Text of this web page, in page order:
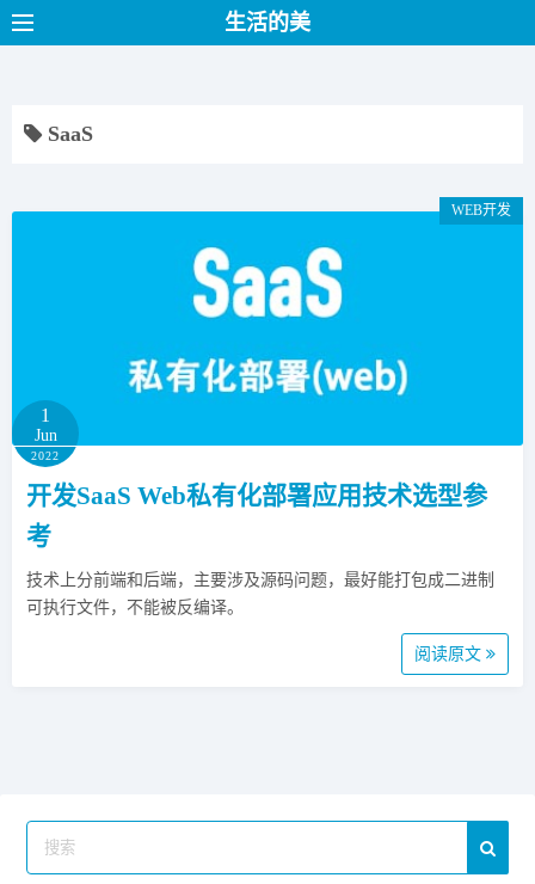
k
生活的美
SaaS
WEB开发
1
Jun
2022
开发SaaS Web私有化部署应用技术选型参
考
技术上分前端和后端，主要涉及源码问题，最好能打包成二进制
可执行文件，不能被反编译。
阅读原文